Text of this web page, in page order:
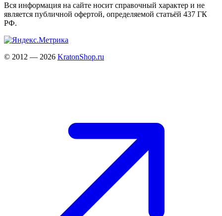
Вся информация на сайте носит справочный характер и не
является публичной офертой, определяемой статьёй 437 ГК
РФ.
© 2012 — 2026 KratonShop.ru